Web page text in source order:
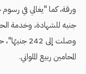
جنيه للشهادة، وخدمة
وصلت إلى
المحامين ربيع الملواني.